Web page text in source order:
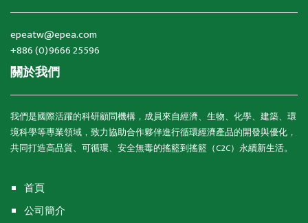
epeatw@epea.com
+886 (0)9666 25596
關於我們
我們是國際活躍的科研顧問機構，成員來自經濟、生物、化學、建築、環
境科學等專業領域，致力協助合作夥伴進行循環經濟產品的開發與優化，
共同打造高品質、可循環、安全無毒的搖籃到搖籃（C2C）永續新生活。
首頁
公司簡介